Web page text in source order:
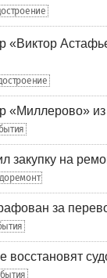
«Миллерово»
закупку на
за
восстановят